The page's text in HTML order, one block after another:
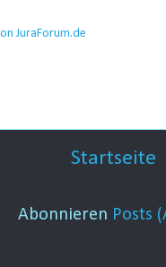
JuraForum.de
Startseite
Abonnieren Posts